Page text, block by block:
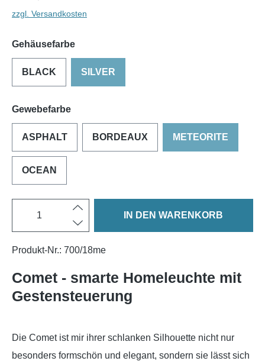
zzgl. Versandkosten
Gehäusefarbe
BLACK SILVER
Gewebefarbe
ASPHALT BORDEAUX METEORITE
OCEAN
IN DEN WARENKORB
Produkt-Nr.: 700/18me
Comet - smarte Homeleuchte mit
Gestensteuerung
Die Comet ist mir ihrer schlanken Silhouette nicht nur
besonders formschön und elegant, sondern sie lässt sich